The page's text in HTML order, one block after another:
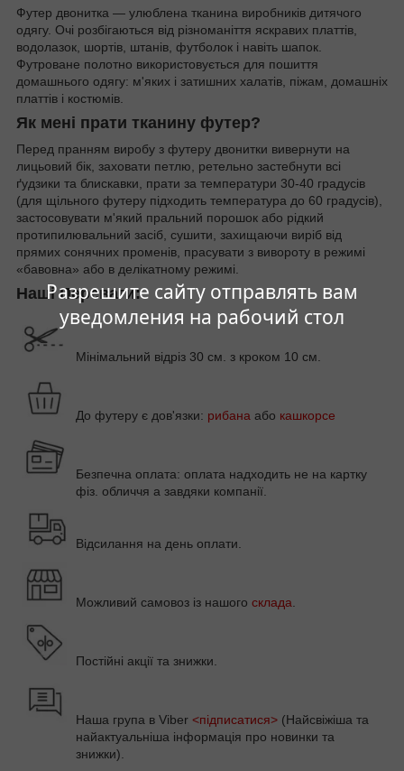
Разрешите сайту отправлять вам
уведомления на рабочий стол
Футер двонитка — улюблена тканина виробників дитячого
одягу. Очі розбігаються від різноманіття яскравих платтів,
водолазок, шортів, штанів, футболок і навіть шапок.
Футроване полотно використовується для пошиття
домашнього одягу: м'яких і затишних халатів, піжам, домашніх
платтів і костюмів.
Як мені прати тканину футер?
Перед пранням виробу з футеру двонитки вивернути на
лицьовий бік, заховати петлю, ретельно застебнути всі
ґудзики та блискавки, прати за температури 30-40 градусів
(для щільного футеру підходить температура до 60 градусів),
застосовувати м'який пральний порошок або рідкий
протипилювальний засіб, сушити, захищаючи виріб від
прямих сонячних променів, прасувати з вивороту в режимі
«бавовна» або в делікатному режимі.
Наші Переваги:
Мінімальний відріз 30 см. з кроком 10 см.
До футеру є дов'язки: рибана або кашкорсе
Безпечна оплата: оплата надходить не на картку
фіз. обличчя а завдяки компанії.
Відсилання на день оплати.
Можливий самовоз із нашого склада.
Постійні акції та знижки.
Наша група в Viber <підписатися> (Найсвіжіша та
найактуальніша інформація про новинки та
знижки).